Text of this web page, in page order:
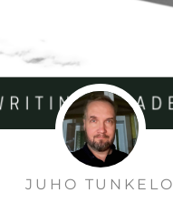
JUHO TUNKELO